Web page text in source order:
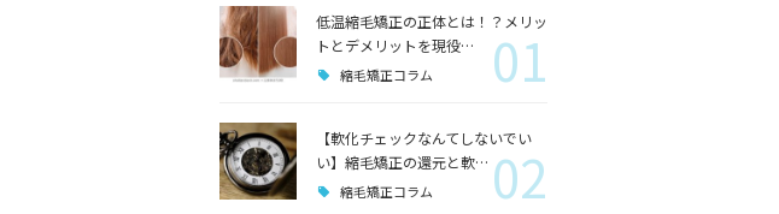
低温縮毛矯正の正体とは！？メリッ
トとデメリットを現役…
縮毛矯正コラム 01
【軟化チェックなんてしないでい
い】縮毛矯正の還元と軟…
縮毛矯正コラム 02